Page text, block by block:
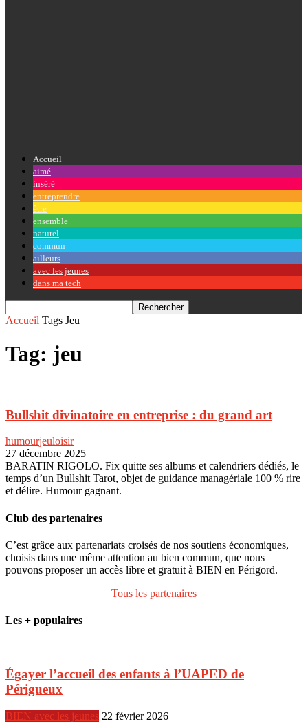
Accueil
aimé
inséré
entreprendre
être
ensemble
naturel
commun
ailleurs
avec les jeunes
dans ma tech
Accueil Tags Jeu
Tag: jeu
Bullshit divinatoire en entreprise : du grand art
humourjeuloisir
27 décembre 2025
BARATIN RIGOLO. Fix quitte ses albums et calendriers dédiés, le
temps d’un Bullshit Tarot, objet de guidance managériale 100 % rire
et délire. Humour gagnant.
Club des partenaires
C’est grâce aux partenariats croisés de nos soutiens économiques,
choisis dans une même attention au bien commun, que nous
pouvons proposer un accès libre et gratuit à BIEN en Périgord.
Tous les partenaires
Les + populaires
Égayer l’accueil des enfants à l’UAPED de
Périgueux
BIEN avec les jeunes 22 février 2026